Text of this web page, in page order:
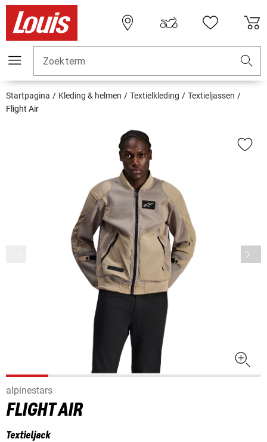
Zoekterm
Startpagina Kleding & helmen Textielkleding
Textieljassen
Flight Air
alpinestars
FLIGHT AIR
Textieljack